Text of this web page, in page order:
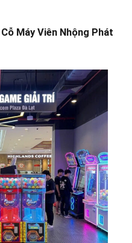
Máy Viên Nhộng Phát